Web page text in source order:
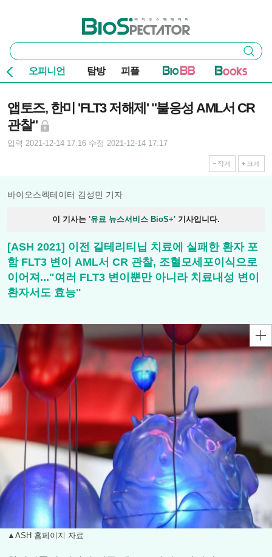
바이오스펙테이터
통
합
검
색
검색
오피니언 탐방 피플
앱토즈, 한미 'FLT3 저해제' "불응성 AML서 CR
관찰"
입력 2021-12-14 17:16 수정 2021-12-14 17:17
작게 크게
바이오스펙테이터 김성민 기자
이 기사는 '유료 뉴스서비스 BioS+' 기사입니다.
[ASH 2021] 이전 길테리티닙 치료에 실패한 환자 포
함 FLT3 변이 AML서 CR 관찰, 조혈모세포이식으로
이어져..."여러 FLT3 변이뿐만 아니라 치료내성 변이
환자서도 효능"
▲ASH 홈페이지 자료